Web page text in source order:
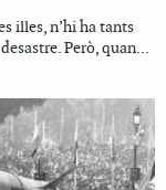
illes, n’hi ha tants
Però, quan...